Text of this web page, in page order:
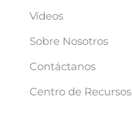
Vídeos
Sobre Nosotros
Contáctanos
Centro de Recursos